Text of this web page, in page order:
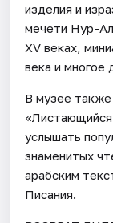
изделия и
мечети Нур-
XV веках,
века и многое
В музее также
услышать
знаменитых
арабским
Писания.